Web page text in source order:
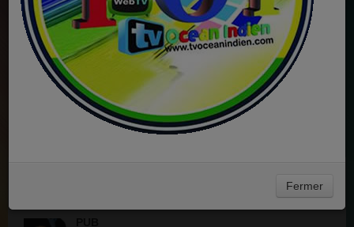
EN CE MOMENT
Vishal Dadlani & Anusha Mani
Ecoutez maintenant
Fermer